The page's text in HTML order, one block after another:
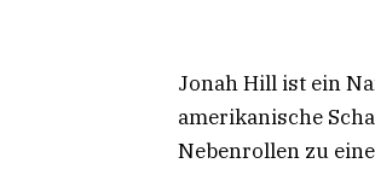
Jonah Hill ist ein
amerikanische
Nebenrollen zu